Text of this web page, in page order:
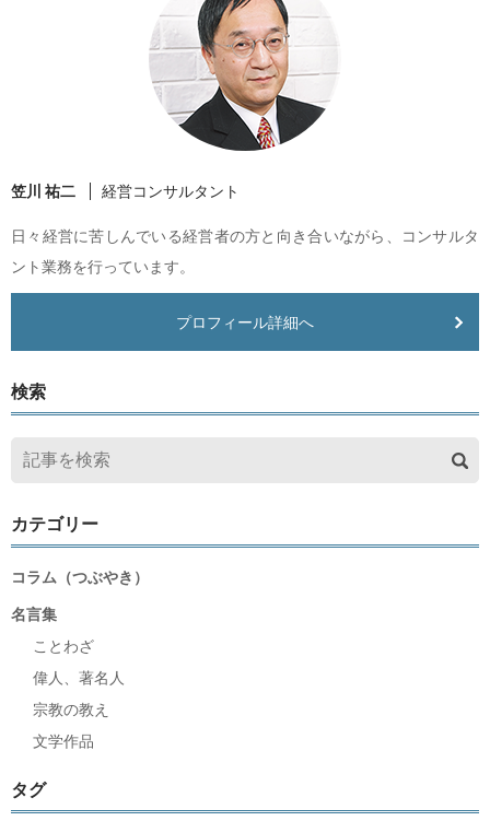
笠川 祐二 経営コンサルタント
日々経営に苦しんでいる経営者の方と向き合いながら、コンサルタ
ント業務を行っています。
プロフィール詳細へ
検索
カテゴリー
コラム（つぶやき）
名言集
ことわざ
偉人、著名人
宗教の教え
文学作品
タグ